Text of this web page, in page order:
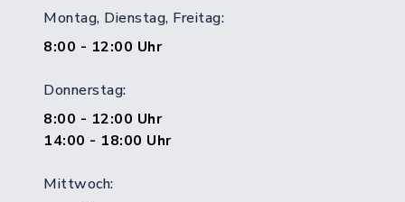
Montag, Dienstag, Freitag:
8:00 - 12:00 Uhr
Donnerstag:
8:00 - 12:00 Uhr
14:00 - 18:00 Uhr
Mittwoch: